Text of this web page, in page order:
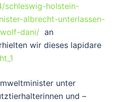
schleswig-holstein-
albrecht-unterlassen-
dani/ an
wir dieses lapidare
unter
und –